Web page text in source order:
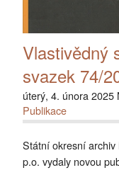
Vlastivědný
svazek 74/
úterý, 4. února 2025
Publikace
Státní okresní archiv
p.o. vydaly novou